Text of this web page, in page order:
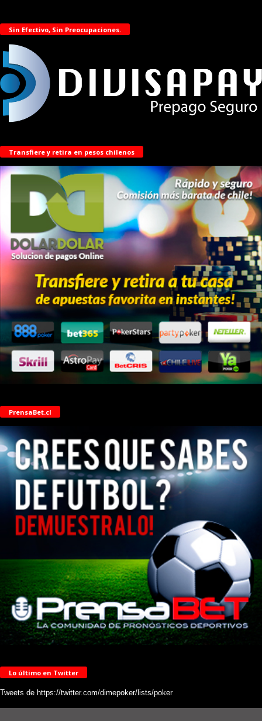
Sin Efectivo, Sin Preocupaciones.
Transfiere y retira en pesos chilenos
PrensaBet.cl
Lo último en Twitter
Tweets de https://twitter.com/dimepoker/lists/poker